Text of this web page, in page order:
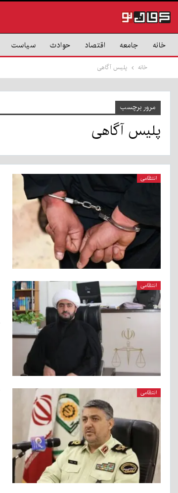
خانه جامعه اقتصاد حوادث سیاست
خانه پلیس آگاهی
مرور برچسب
پلیس آگاهی
انتظامی
انتظامی
انتظامی